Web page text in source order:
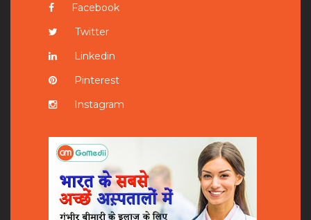
Facebook
Twitter
Linkedin
Pinterest
Instagram